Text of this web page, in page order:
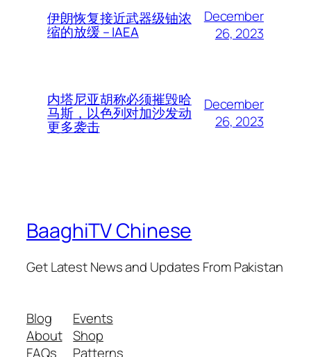
伊朗恢复接近武器级铀浓
缩的放缓 – IAEA
December
26, 2023
内塔尼亚胡称必须摧毁哈
马斯，以色列对加沙发动
更多袭击
December
26, 2023
BaaghiTV Chinese
Get Latest News and Updates From Pakistan
Blog
About
FAQs
Events
Shop
Patterns